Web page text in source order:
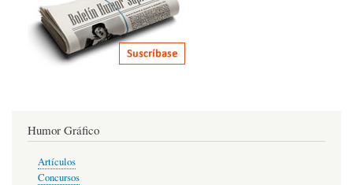
Humor Gráfico
Artículos
Concursos